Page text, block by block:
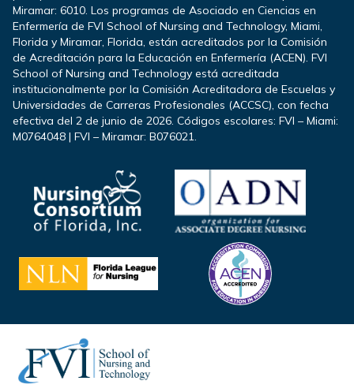
Miramar: 6010. Los programas de Asociado en Ciencias en
Enfermería de FVI School of Nursing and Technology, Miami,
Florida y Miramar, Florida, están acreditados por la Comisión
de Acreditación para la Educación en Enfermería (ACEN). FVI
School of Nursing and Technology está acreditada
institucionalmente por la Comisión Acreditadora de Escuelas y
Universidades de Carreras Profesionales (ACCSC), con fecha
efectiva del 2 de junio de 2026. Códigos escolares: FVI – Miami:
M0764048 | FVI – Miramar: B076021.